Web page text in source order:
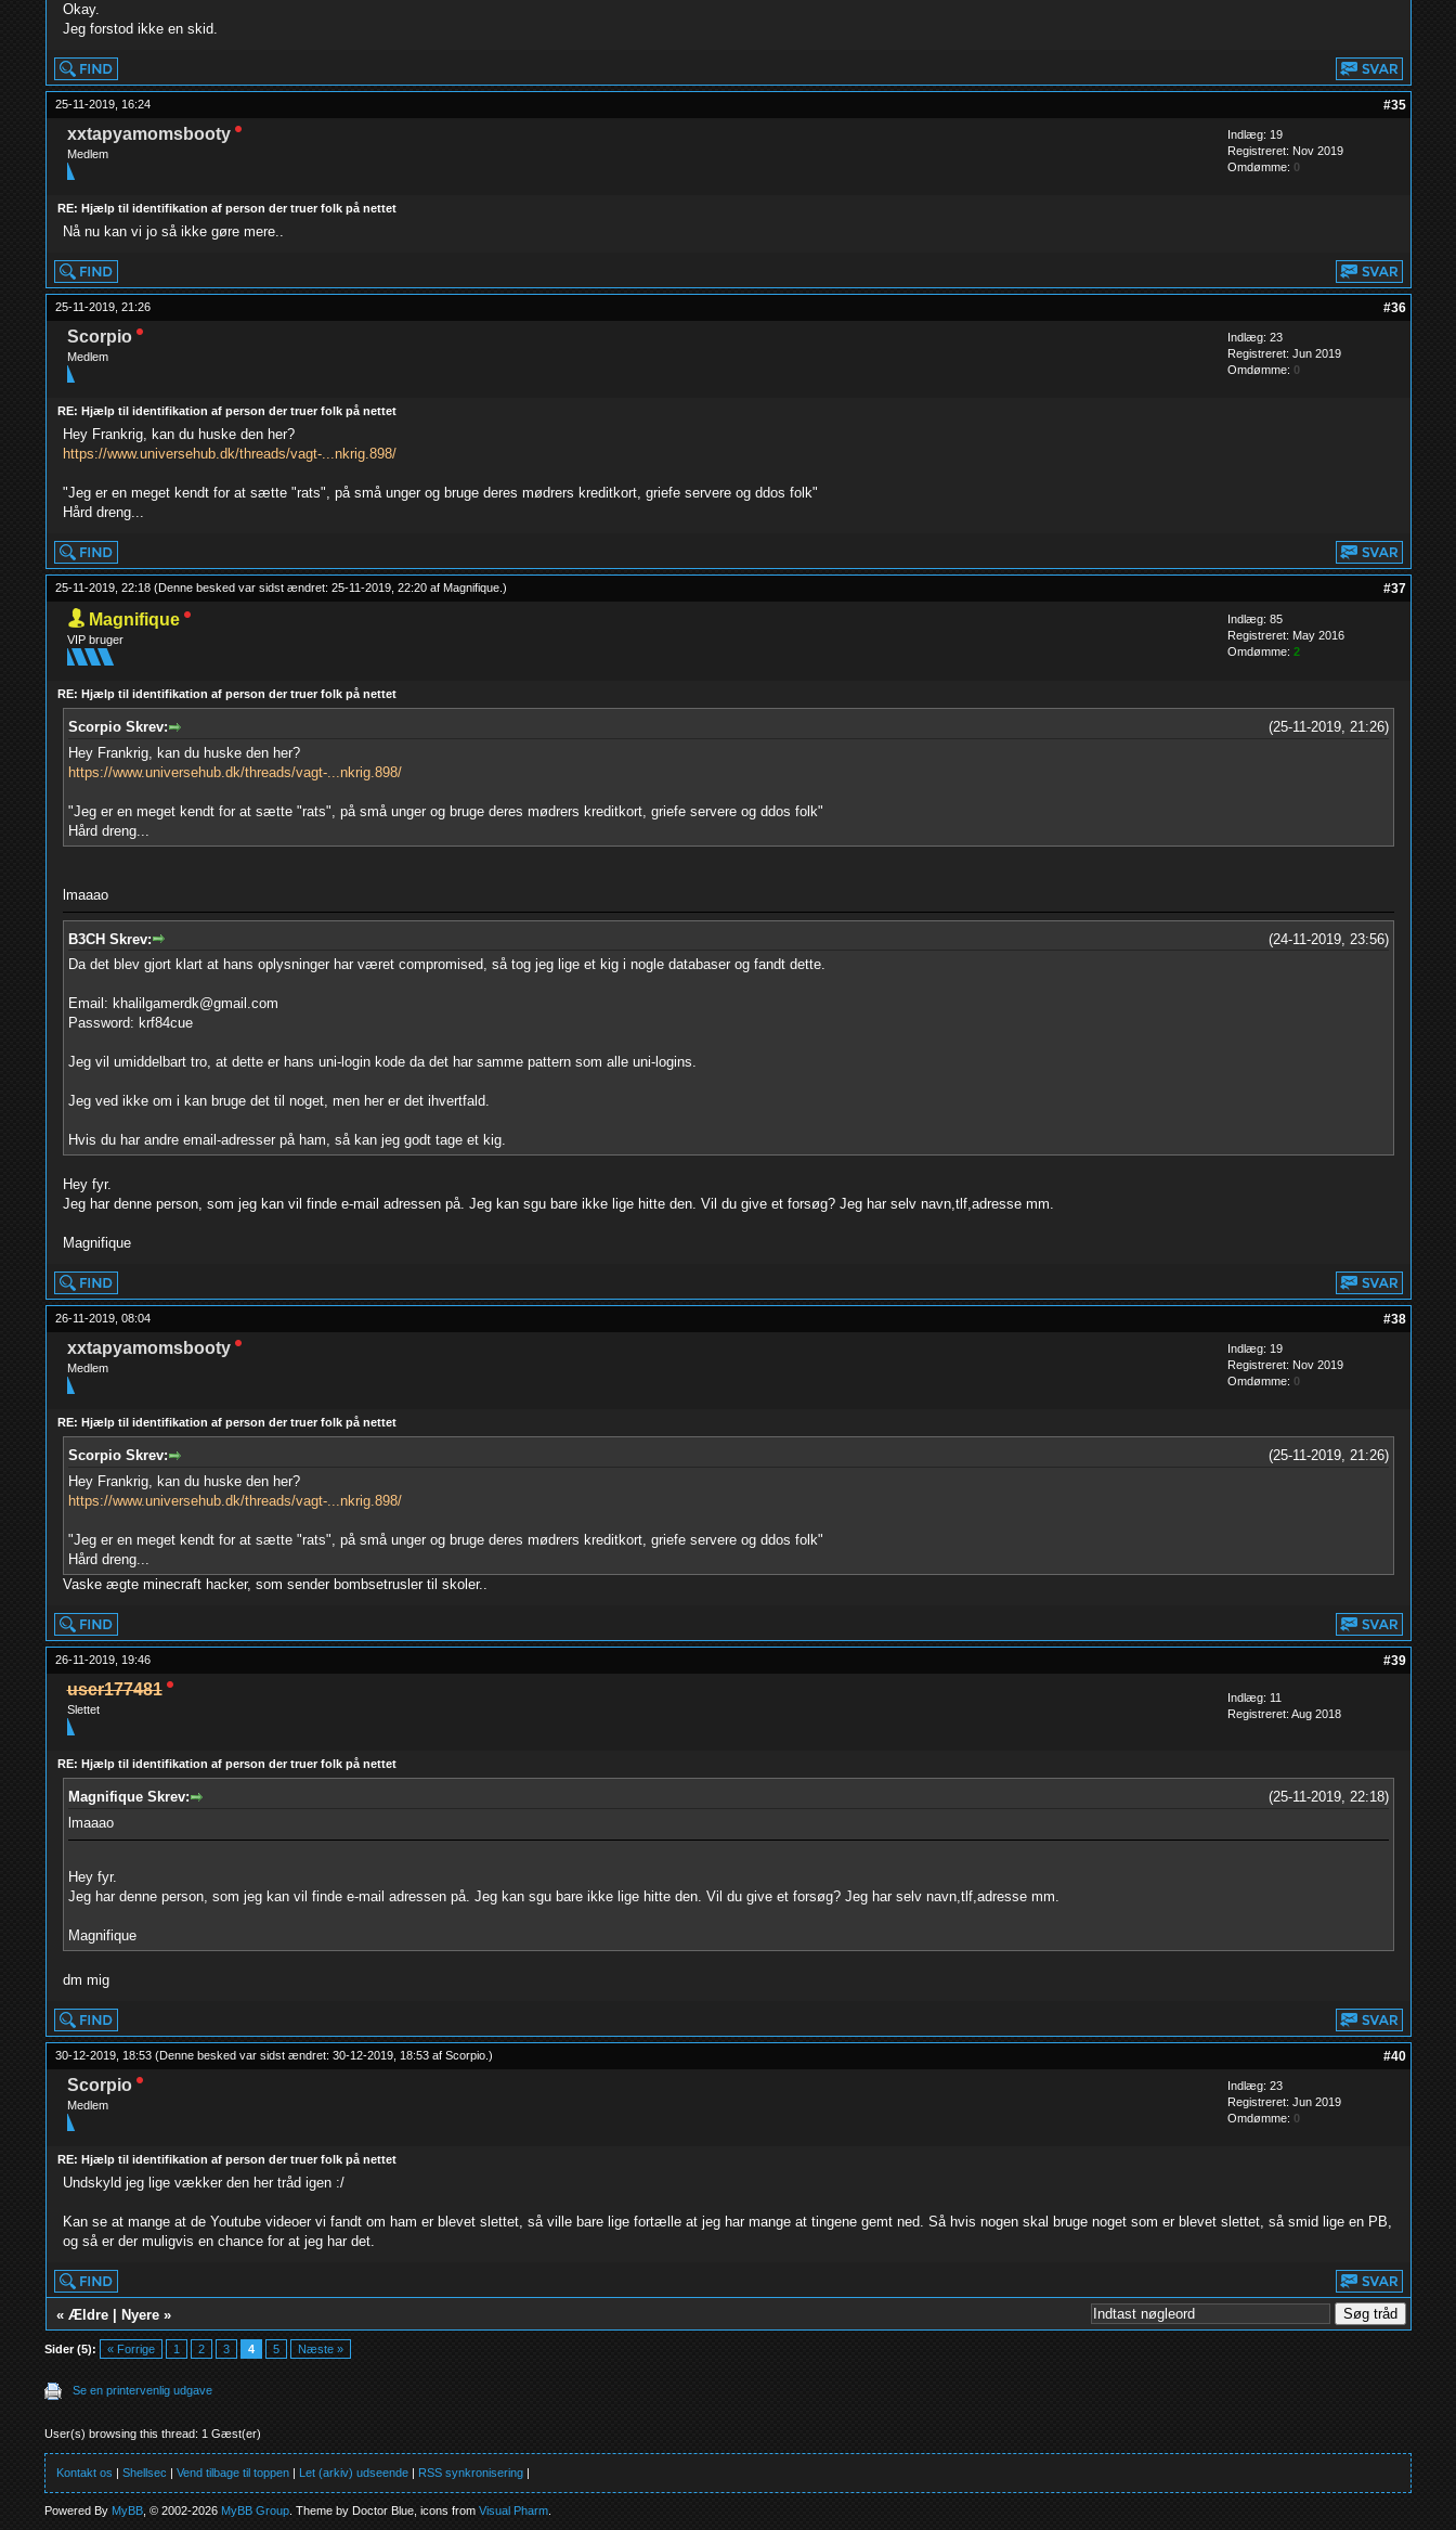
Okay.
Jeg forstod ikke en skid.
25-11-2019, 16:24 #35
xxtapyamomsbooty
Medlem
Indlæg: 19
Registreret: Nov 2019
Omdømme: 0
RE: Hjælp til identifikation af person der truer folk på nettet
Nå nu kan vi jo så ikke gøre mere..
25-11-2019, 21:26 #36
Scorpio
Medlem
Indlæg: 23
Registreret: Jun 2019
Omdømme: 0
RE: Hjælp til identifikation af person der truer folk på nettet
Hey Frankrig, kan du huske den her?
https://www.universehub.dk/threads/vagt-...nkrig.898/
"Jeg er en meget kendt for at sætte "rats", på små unger og bruge deres mødrers kreditkort, griefe servere og ddos folk"
Hård dreng...
25-11-2019, 22:18 (Denne besked var sidst ændret: 25-11-2019, 22:20 af Magnifique. ) #37
Magnifique
VIP bruger
Indlæg: 85
Registreret: May 2016
Omdømme: 2
RE: Hjælp til identifikation af person der truer folk på nettet
(25-11-2019, 21:26)
Scorpio Skrev:
Hey Frankrig, kan du huske den her?
https://www.universehub.dk/threads/vagt-...nkrig.898/
"Jeg er en meget kendt for at sætte "rats", på små unger og bruge deres mødrers kreditkort, griefe servere og ddos folk"
Hård dreng...
lmaaao
(24-11-2019, 23:56)
B3CH Skrev:
Da det blev gjort klart at hans oplysninger har været compromised, så tog jeg lige et kig i nogle databaser og fandt dette.
Email: khalilgamerdk@gmail.com
Password: krf84cue
Jeg vil umiddelbart tro, at dette er hans uni-login kode da det har samme pattern som alle uni-logins.
Jeg ved ikke om i kan bruge det til noget, men her er det ihvertfald.
Hvis du har andre email-adresser på ham, så kan jeg godt tage et kig.
Hey fyr.
Jeg har denne person, som jeg kan vil finde e-mail adressen på. Jeg kan sgu bare ikke lige hitte den. Vil du give et forsøg? Jeg har selv navn,tlf,adresse mm.
Magnifique
26-11-2019, 08:04 #38
xxtapyamomsbooty
Medlem
Indlæg: 19
Registreret: Nov 2019
Omdømme: 0
RE: Hjælp til identifikation af person der truer folk på nettet
(25-11-2019, 21:26)
Scorpio Skrev:
Hey Frankrig, kan du huske den her?
https://www.universehub.dk/threads/vagt-...nkrig.898/
"Jeg er en meget kendt for at sætte "rats", på små unger og bruge deres mødrers kreditkort, griefe servere og ddos folk"
Hård dreng...
Vaske ægte minecraft hacker, som sender bombsetrusler til skoler..
26-11-2019, 19:46 #39
user177481
Slettet
Indlæg: 11
Registreret: Aug 2018
RE: Hjælp til identifikation af person der truer folk på nettet
(25-11-2019, 22:18)
Magnifique Skrev:
lmaaao
Hey fyr.
Jeg har denne person, som jeg kan vil finde e-mail adressen på. Jeg kan sgu bare ikke lige hitte den. Vil du give et forsøg? Jeg har selv navn,tlf,adresse mm.
Magnifique
dm mig
30-12-2019, 18:53 (Denne besked var sidst ændret: 30-12-2019, 18:53 af Scorpio. ) #40
Scorpio
Medlem
Indlæg: 23
Registreret: Jun 2019
Omdømme: 0
RE: Hjælp til identifikation af person der truer folk på nettet
Undskyld jeg lige vækker den her tråd igen :/
Kan se at mange at de Youtube videoer vi fandt om ham er blevet slettet, så ville bare lige fortælle at jeg har mange at tingene gemt ned. Så hvis nogen skal bruge noget som er blevet slettet, så smid lige en PB,
og så er der muligvis en chance for at jeg har det.
« Ældre| Nyere»
Sider (5): « Forrige 1 2 3 4 5 Næste »
Se en printervenlig udgave
User(s) browsing this thread: 1 Gæst(er)
Kontakt os |Shellsec |Vend tilbage til toppen | Let (arkiv) udseende | RSS synkronisering |
Powered ByMyBB , © 2002-2026MyBB Group . Theme by Doctor Blue, icons fromVisual Pharm